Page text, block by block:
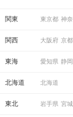
関東 東京都 神
関西 大阪府 京
東海 愛知県 静
北海道 北海道
東北 岩手県 宮